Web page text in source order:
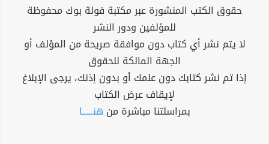
حقوق الكتب المنشورة عبر مكتبة فولة بوك محفوظة
للمؤلفين ودور النشر
لا يتم نشر أي كتاب دون موافقة صريحة من المؤلف أو
الجهة المالكة للحقوق
إذا تم نشر كتابك دون علمك أو بدون إذنك، يرجى الإبلاغ
لإيقاف عرض الكتاب
بمراسلتنا مباشرة من هنــــــا